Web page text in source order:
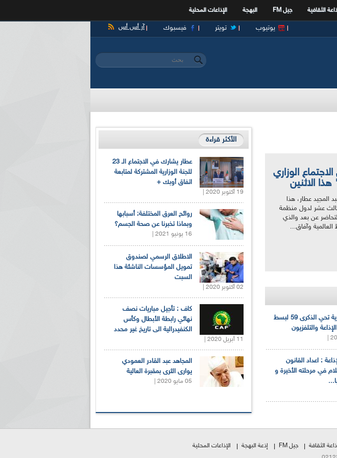
الثقافية جيل FM البهجة الإذاعات المحلية
آر أس أس فيسبوك تويتر يوتيوب
استمارة البحث
‏بحث ‏
الوزاري
المجيد عطار، هذا
عشر لدول منظمة
عن بعد والذي
وآفاق...
الإذاعة الجزائرية تحي الذكرى 59 لبسط
والتلفزيون
: اعداد القانون
في مرحلته الأخيرة و
الأكثر قراءة
عطار يشارك في الاجتماع الـ 23
للجنة الوزارية المشتركة لمتابعة
اتفاق أوبك +
19 أكتوبر 2020 |
روائح العرق المختلفة: أسبابها
وبماذا تخبرنا عن صحة الجسم؟
16 يونيو 2021 |
الاطلاق الرسمي لصندوق
تمويل المؤسسات الناشئة هذا
السبت
02 أكتوبر 2020 |
كاف : تأجيل مباريات نصف
نهائي رابطة الأبطال وكأس
الكنفيدرالية الى تاريخ غير محدد
11 أبريل 2020 |
المجاهد عبد القادر العمودي
يوارى الثرى بمقبرة العالية
05 مايو 2020 |
الثقافة جيل FM إذعة البهجة
الإذاعات المحلية